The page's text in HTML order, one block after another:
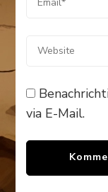
via E-Mail.